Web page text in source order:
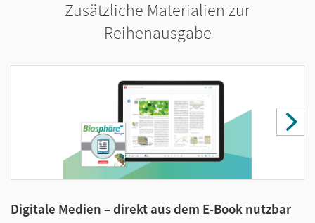
Zusätzliche Materialien zur
Reihenausgabe
Digitale Medien – direkt aus dem E-Book nutzbar